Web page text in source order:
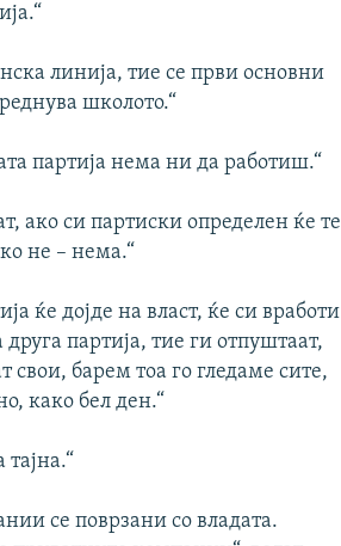
линија, тие се први основни
школото.“
партија нема ни да работиш.“
ако си партиски определен ќе те
не – нема.“
ќе дојде на власт, ќе си вработи
друга партија, тие ги отпуштаат,
свои, барем тоа го гледаме сите,
како бел ден.“
тајна.“
се поврзани со владата.